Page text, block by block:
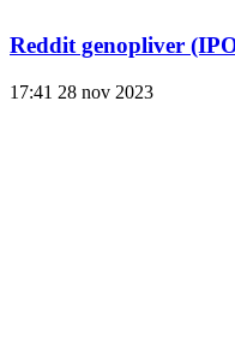
Reddit genopliver
17:41 28 nov 2023